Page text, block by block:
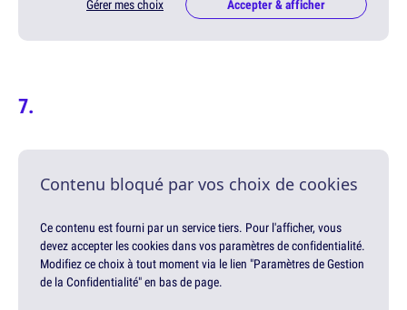
Gérer mes choix Accepter & afficher
Contenu bloqué par vos choix de cookies
Ce contenu est fourni par un service tiers. Pour l'afficher, vous
devez accepter les cookies dans vos paramètres de confidentialité.
Modifiez ce choix à tout moment via le lien "Paramètres de Gestion
de la Confidentialité" en bas de page.